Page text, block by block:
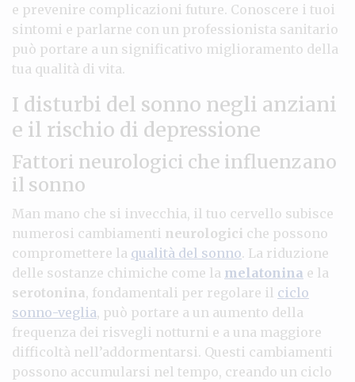
e prevenire complicazioni future. Conoscere i tuoi
sintomi e parlarne con un professionista sanitario
può portare a un significativo miglioramento della
tua qualità di vita.
I disturbi del sonno negli anziani
e il rischio di depressione
Fattori neurologici che influenzano
il sonno
Man mano che si invecchia, il tuo cervello subisce
numerosi cambiamenti neurologici che possono
compromettere la qualità del sonno. La riduzione
delle sostanze chimiche come la melatonina e la
serotonina, fondamentali per regolare il ciclo
sonno-veglia, può portare a un aumento della
frequenza dei risvegli notturni e a una maggiore
difficoltà nell’addormentarsi. Questi cambiamenti
possono accumularsi nel tempo, creando un ciclo